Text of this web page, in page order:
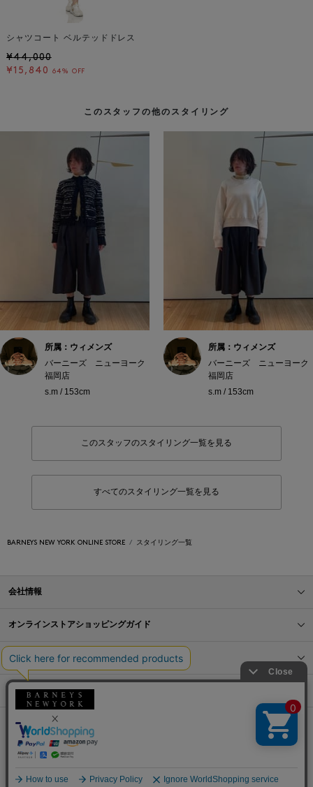
シャツコート ベルテッドドレス
¥44,000
¥15,840
64% OFF
このスタッフの他のスタイリング
所属：ウィメンズ
バーニーズ ニューヨーク
福岡店
s.m / 153cm
所属：ウィメンズ
バーニーズ ニューヨーク
福岡店
s.m / 153cm
このスタッフのスタイリング一覧を見る
すべてのスタイリング一覧を見る
BARNEYS NEW YORK ONLINE STORE スタイリング一覧
会社情報
オンラインストアショッピングガイド
店舗情報
サービス